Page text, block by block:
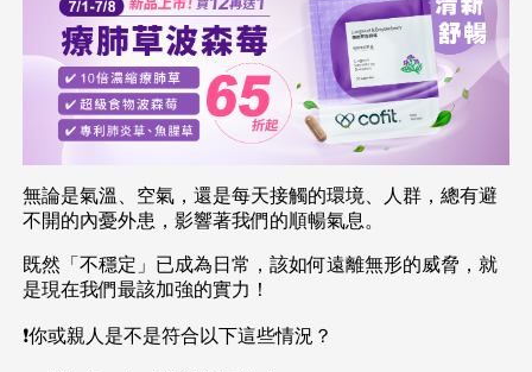
無論是氣溫、空氣，還是每天接觸的環境、人群，總有避
不開的內憂外患，影響著我們的順暢氣息。
既然「不穩定」已成為日常，該如何遠離無形的威脅，就
是現在我們最該加強的實力！
❗你或親人是不是符合以下這些情況？